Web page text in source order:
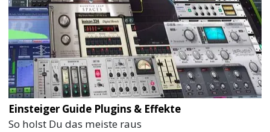
Einsteiger Guide Plugins & Effekte
So holst Du das meiste raus